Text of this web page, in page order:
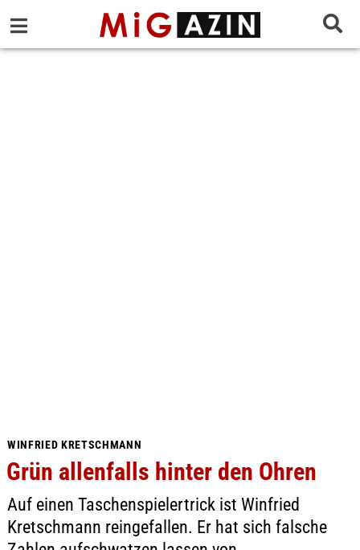
WINFRIED KRETSCHMANN
Grün allenfalls hinter den Ohren
Auf einen Taschenspielertrick ist Winfried
Kretschmann reingefallen. Er hat sich falsche